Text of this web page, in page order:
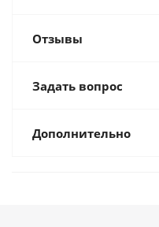
Отзывы
Задать вопрос
Дополнительно